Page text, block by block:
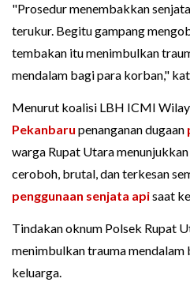
"Prosedur menembakkan
terukur. Begitu gampang
tembakan itu menimbulkan
mendalam bagi para korban,"
Menurut koalisi LBH ICMI
Pekanbaru penanganan dugaan
warga Rupat Utara
ceroboh, brutal, dan terkesan
penggunaan senjata apisaat
Tindakan oknum Polsek Rupat
menimbulkan trauma mendalam
keluarga.